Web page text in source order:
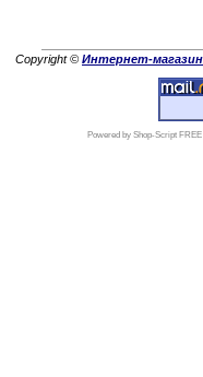
Copyright © Интернет-
Powered by Shop-Script FREE